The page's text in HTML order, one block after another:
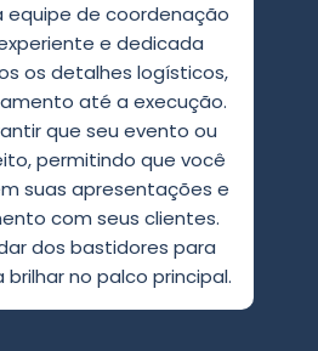
equipe de coordenação
e dedicada
os detalhes logísticos,
até a execução.
que seu evento ou
permitindo que você
suas apresentações e
com seus clientes.
dos bastidores para
no palco principal.